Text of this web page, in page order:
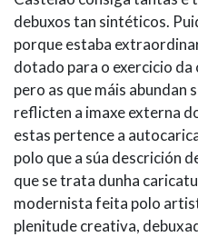
debuxos tan sintéticos.
porque estaba
dotado para o exercicio da
pero as que máis abundan
reflicten a imaxe externa
estas pertence a
polo que a súa descrición
que se trata dunha
modernista feita polo
plenitude creativa,